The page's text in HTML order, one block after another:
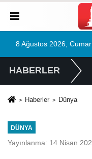
8 Ağustos 2026,
HABERLER
Haberler Dünya
DÜNYA
Yayınlanma: 14 Nisan